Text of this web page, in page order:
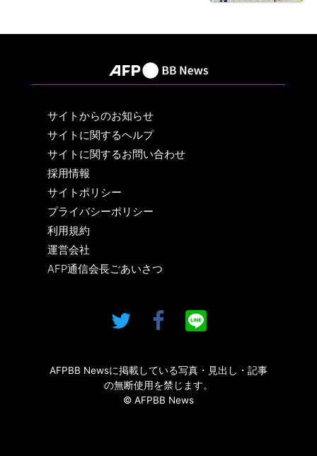
サイトからのお知らせ
サイトに関するヘルプ
サイトに関するお問い合わせ
採用情報
サイトポリシー
プライバシーポリシー
利用規約
運営会社
AFP通信会長ごあいさつ
AFPBB Newsに掲載している写真・見出し・記事
の無断使用を禁じます。
© AFPBB News